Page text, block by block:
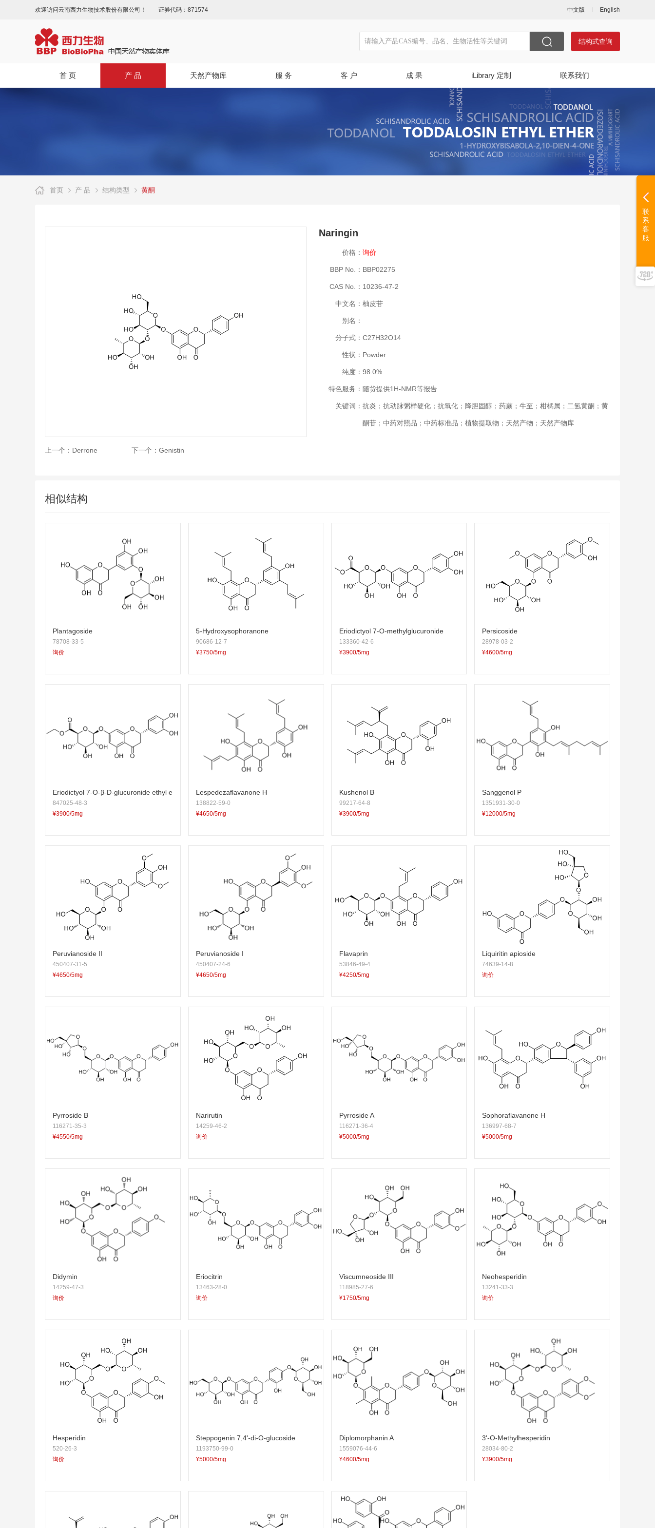
欢迎访问云南西力生物技术股份有限公司！ 证券代码：871574 中文版 English
结构式查询
首 页 产 品 天然产物库 服 务 客 户 成 果 iLibrary 定制 联系我们
首页 产 品 结构类型 黄酮
Naringin
价格： 询价
BBP No.： BBP02275
CAS No.： 10236-47-2
中文名： 柚皮苷
别名：
分子式： C27H32O14
性状： Powder
纯度： 98.0%
特色服务： 随货提供1H-NMR等报告
关键词： 抗炎；抗动脉粥样硬化；抗氧化；降胆固醇；药蕨；牛至；柑橘属；二氢黄酮；黄
酮苷；中药对照品；中药标准品；植物提取物；天然产物；天然产物库
上一个： Derrone 下一个： Genistin
相似结构
Plantagoside
78708-33-5
询价
5-Hydroxysophoranone
90686-12-7
¥3750/5mg
Eriodictyol 7-O-methylglucuronide
133360-42-6
¥3900/5mg
Persicoside
28978-03-2
¥4600/5mg
Eriodictyol 7-O-β-D-glucuronide ethyl e
ster
847025-48-3
¥3900/5mg
Lespedezaflavanone H
138822-59-0
¥4650/5mg
Kushenol B
99217-64-8
¥3900/5mg
Sanggenol P
1351931-30-0
¥12000/5mg
Peruvianoside II
450407-31-5
¥4650/5mg
Peruvianoside I
450407-24-6
¥4650/5mg
Flavaprin
53846-49-4
¥4250/5mg
Liquiritin apioside
74639-14-8
询价
Pyrroside B
116271-35-3
¥4550/5mg
Narirutin
14259-46-2
询价
Pyrroside A
116271-36-4
¥5000/5mg
Sophoraflavanone H
136997-68-7
¥5000/5mg
Didymin
14259-47-3
询价
Eriocitrin
13463-28-0
询价
Viscumneoside III
118985-27-6
¥1750/5mg
Neohesperidin
13241-33-3
询价
Hesperidin
520-26-3
询价
Steppogenin 7,4'-di-O-glucoside
1193750-99-0
¥5000/5mg
Diplomorphanin A
1559076-44-6
¥4600/5mg
3'-O-Methylhesperidin
28034-80-2
¥3900/5mg
联
系
客
服